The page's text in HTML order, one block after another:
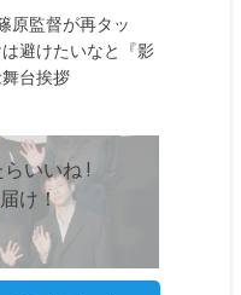
原監督が再タッ
避けたいなと『影
台挨拶
いいね !
け！